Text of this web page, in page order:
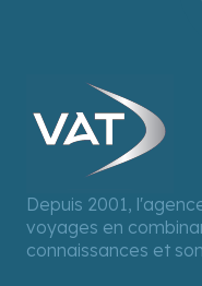
Depuis 2001,
voyages en
connaissances et